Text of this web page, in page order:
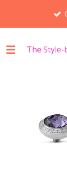
de
The Style-